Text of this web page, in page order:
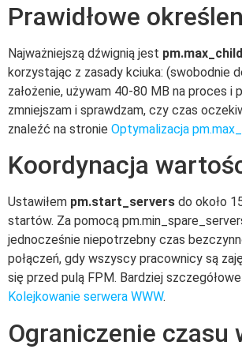
Prawidłowe
Najważniejszą dźwignią jest
korzystając z zasady kciuka: (swobodnie
założenie, używam 40-80 MB na proces
zmniejszam i sprawdzam, czy czas
znaleźć na stronie Optymalizacja
Koordynacja
Ustawiłem pm.start_servers do około
startów. Za pomocą
jednocześnie niepotrzebny czas
połączeń, gdy wszyscy pracownicy są
się przed pulą FPM. Bardziej
Kolejkowanie serwera WWW.
Ograniczenie czasu